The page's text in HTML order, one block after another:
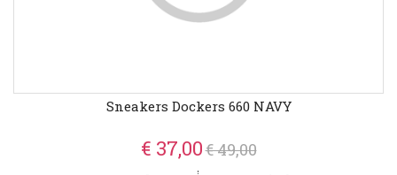
Sneakers Dockers 660 NAVY
€ 37,00€ 49,00